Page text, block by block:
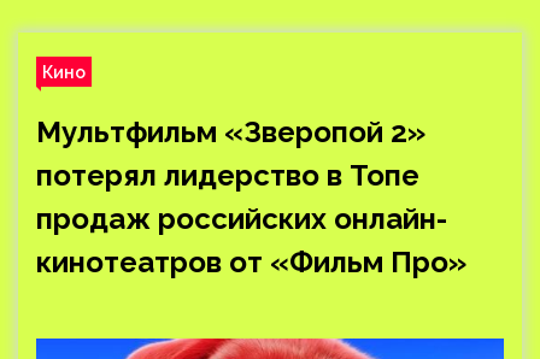
Кино
Мультфильм «Зверопой 2»
потерял лидерство в Топе
продаж российских онлайн-
кинотеатров от «Фильм Про»